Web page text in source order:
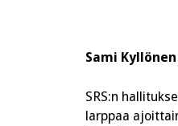
Sami
SRS:n
larppaa